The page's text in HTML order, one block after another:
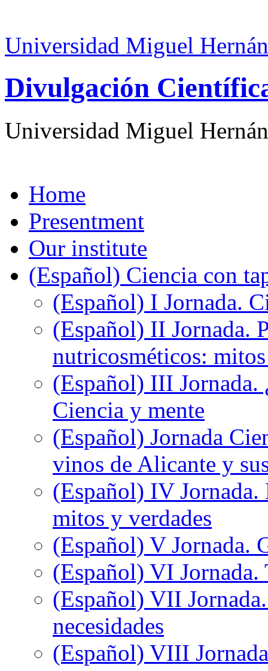
Universidad Miguel
Divulgación
Universidad Miguel
Home
Presentment
Our institute
(Español) Ciencia con
(Español) I Jornada.
(Español) II Jornada.
nutricosméticos:
(Español) III Jornada.
Ciencia y mente
(Español) Jornada
vinos de Alicante y
(Español) IV
mitos y verdades
(Español) V Jornada.
(Español) VI Jornada.
(Español) VII
necesidades
(Español) VIII